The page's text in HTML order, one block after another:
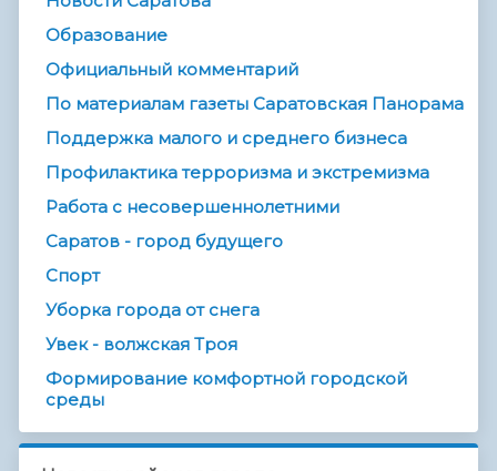
Образование
Официальный комментарий
По материалам газеты Саратовская Панорама
Поддержка малого и среднего бизнеса
Профилактика терроризма и экстремизма
Работа с несовершеннолетними
Саратов - город будущего
Спорт
Уборка города от снега
Увек - волжская Троя
Формирование комфортной городской
среды